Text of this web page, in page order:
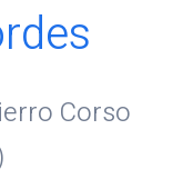
Corso